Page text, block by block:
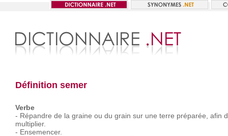
Définition semer
Verbe
- Répandre de la graine ou du grain sur une terre préparée, afin
multiplier.
- Ensemencer.